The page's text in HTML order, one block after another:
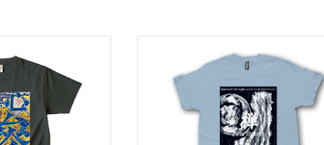
https://amzn.asia/d/
<デザイン画集&グッズ